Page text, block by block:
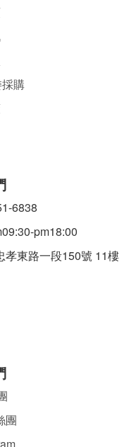
購
6838
pm18:00
孝東路一段150號 11樓
團